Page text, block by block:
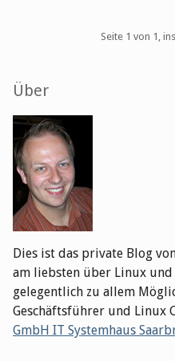
Seite 1 von 1,
Seitenleiste
Über
Dies ist das private Blog
am liebsten über Linux und
gelegentlich zu allem
Geschäftsführer und Linux
GmbH IT Systemhaus